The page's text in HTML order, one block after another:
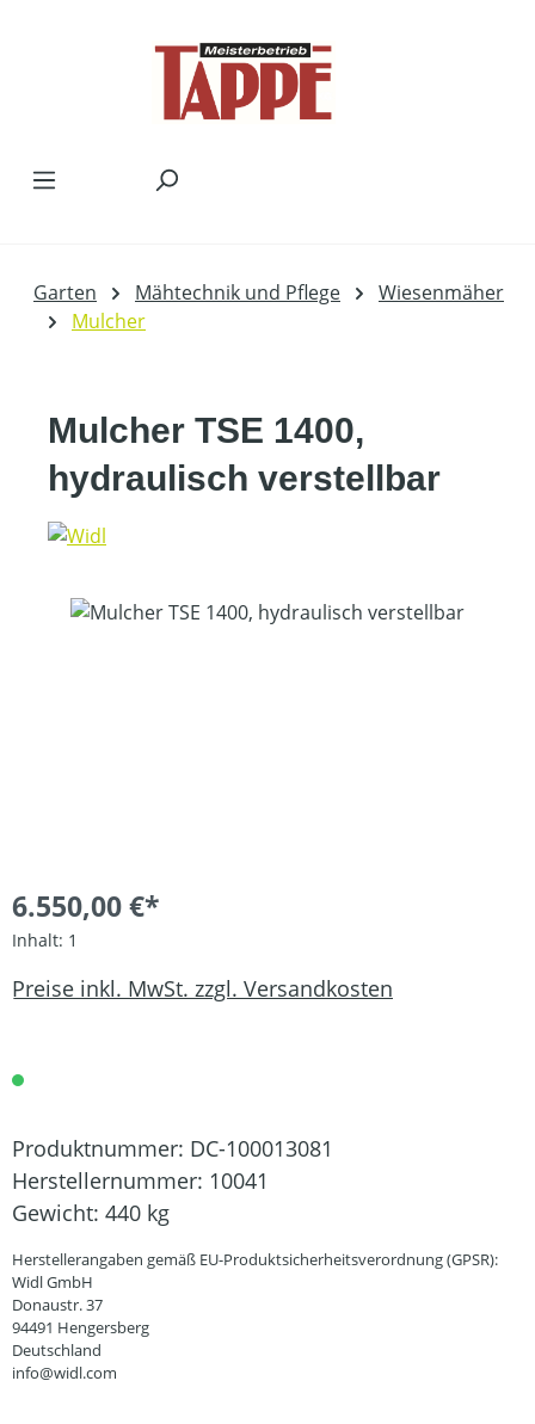
Garten Mähtechnik und Pflege
Wiesenmäher
Mulcher
Mulcher TSE 1400,
hydraulisch verstellbar
Bildergalerie überspringen
6.550,00 €*
Inhalt: 1
Preise inkl. MwSt. zzgl. Versandkosten
Produktnummer: DC-100013081
Herstellernummer: 10041
Gewicht: 440 kg
Herstellerangaben gemäß EU-Produktsicherheitsverordnung (GPSR):
Widl GmbH
Donaustr. 37
94491 Hengersberg
Deutschland
info@widl.com